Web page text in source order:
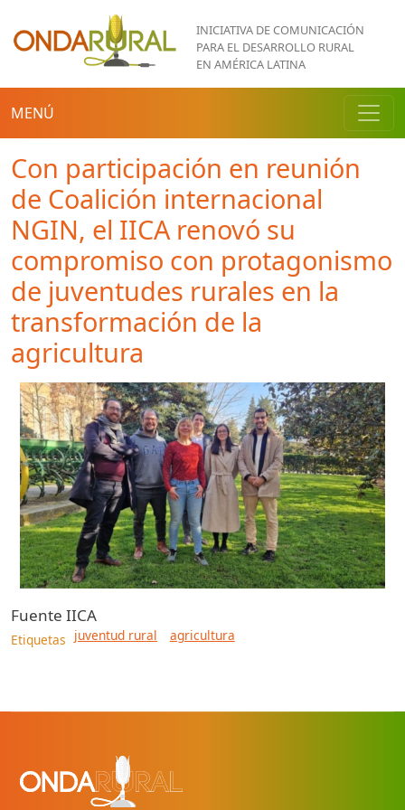
Pasar al contenido principal
INICIATIVA DE COMUNICACIÓN
PARA EL DESARROLLO RURAL
EN AMÉRICA LATINA
MENÚ
Con participación en reunión
de Coalición internacional
NGIN, el IICA renovó su
compromiso con protagonismo
de juventudes rurales en la
transformación de la
agricultura
Fuente IICA
Etiquetas juventud rural agricultura